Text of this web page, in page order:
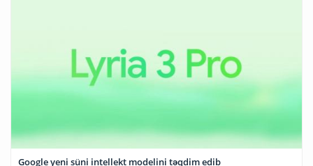
Google yeni süni intellekt modelini təqdim edib